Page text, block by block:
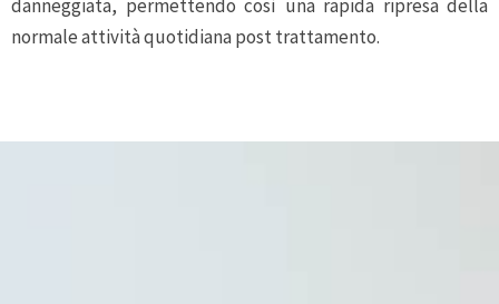
danneggiata, permettendo così una rapida ripresa della
normale attività quotidiana post trattamento.